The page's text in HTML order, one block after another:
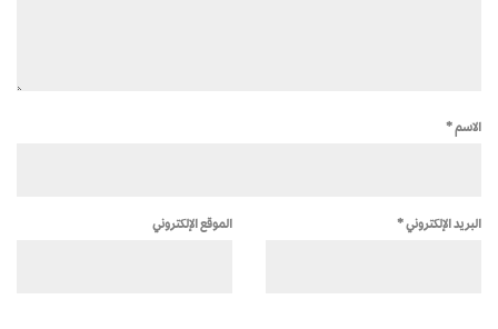
الاسم*
البريد الإلكتروني* الموقع الإلكتروني